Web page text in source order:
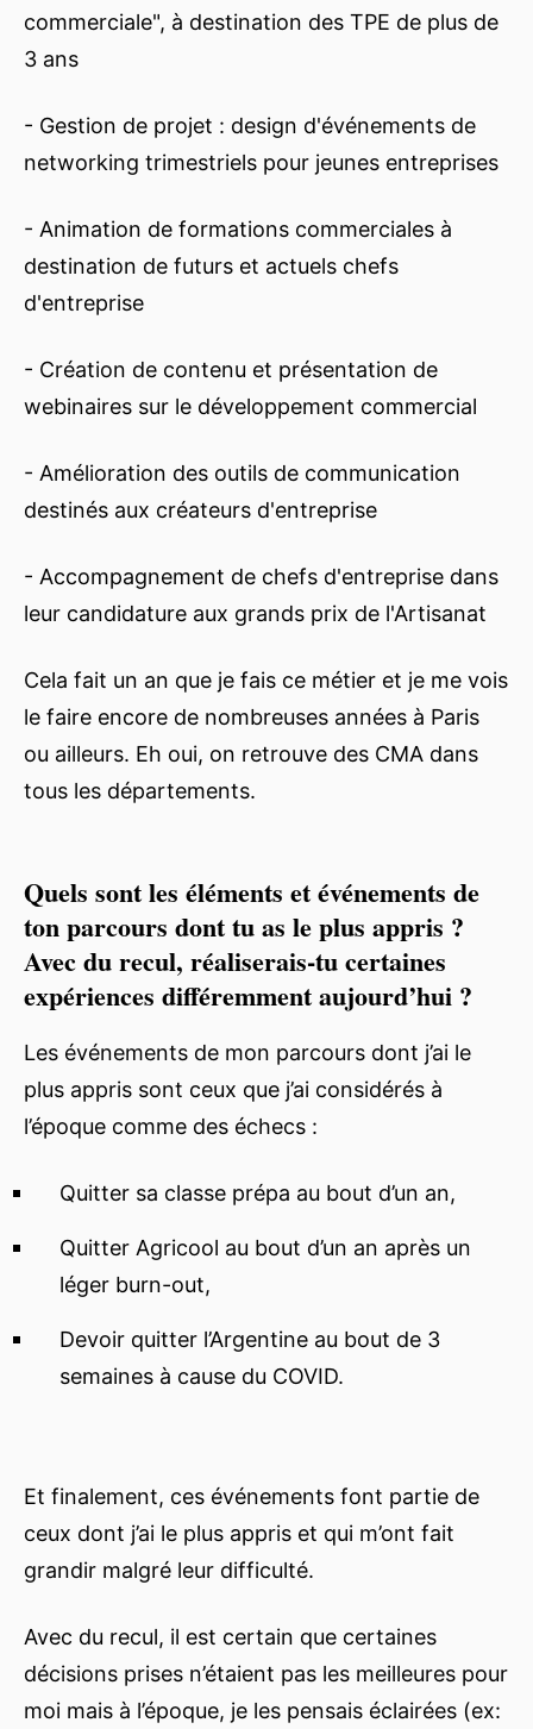
commerciale", à destination des TPE de plus de
3 ans
- Gestion de projet : design d'événements de
networking trimestriels pour jeunes entreprises
- Animation de formations commerciales à
destination de futurs et actuels chefs
d'entreprise
- Création de contenu et présentation de
webinaires sur le développement commercial
- Amélioration des outils de communication
destinés aux créateurs d'entreprise
- Accompagnement de chefs d'entreprise dans
leur candidature aux grands prix de l'Artisanat
Cela fait un an que je fais ce métier et je me vois
le faire encore de nombreuses années à Paris
ou ailleurs. Eh oui, on retrouve des CMA dans
tous les départements.
Quels sont les éléments et événements de
ton parcours dont tu as le plus appris ?
Avec du recul, réaliserais-tu certaines
expériences différemment aujourd’hui ?
Les événements de mon parcours dont j’ai le
plus appris sont ceux que j’ai considérés à
l’époque comme des échecs :
Quitter sa classe prépa au bout d’un an,
Quitter Agricool au bout d’un an après un
léger burn-out,
Devoir quitter l’Argentine au bout de 3
semaines à cause du COVID.
Et finalement, ces événements font partie de
ceux dont j’ai le plus appris et qui m’ont fait
grandir malgré leur difficulté.
Avec du recul, il est certain que certaines
décisions prises n’étaient pas les meilleures pour
moi mais à l’époque, je les pensais éclairées (ex: